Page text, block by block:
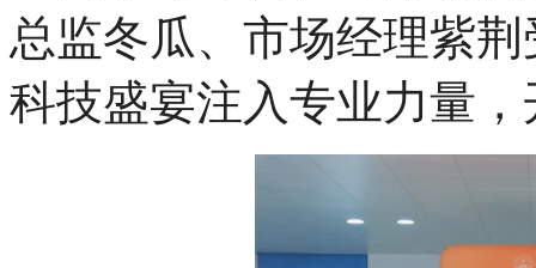
总监冬瓜、市场经理紫
科技盛宴注入专业力量